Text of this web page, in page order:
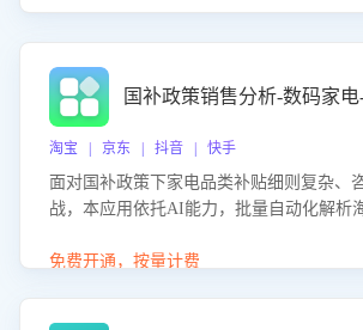
国补政策销售分析-数码家
淘宝 | 京东 | 抖音 | 快手
面对国补政策下家电品类补贴细则复杂、
战，本应用依托AI能力，批量自动化解析
购买意向，深度洞察决策动因。同时全面
免费开通，按量计费